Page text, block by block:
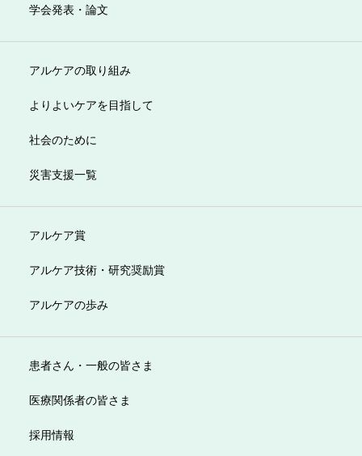
学会発表・論文
アルケアの取り組み
よりよいケアを目指して
社会のために
災害支援一覧
アルケア賞
アルケア技術・研究奨励賞
アルケアの歩み
患者さん・一般の皆さま
医療関係者の皆さま
採用情報